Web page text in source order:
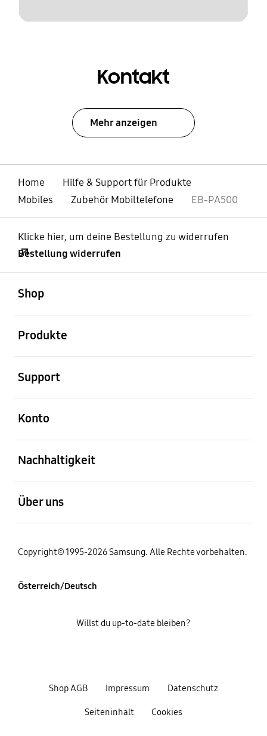
Kontakt
Mehr anzeigen
Home
Hilfe & Support für Produkte
Mobiles
Zubehör Mobiltelefone EB-PA500
Klicke hier, um deine Bestellung zu widerrufen
Bestellung widerrufen
Shop
Produkte
Support
Konto
Nachhaltigkeit
Über uns
Copyright© 1995-2026 Samsung. Alle Rechte vorbehalten.
Österreich/Deutsch
Shop AGB Impressum Datenschutz
Seiteninhalt Cookies
Willst du up-to-date bleiben?